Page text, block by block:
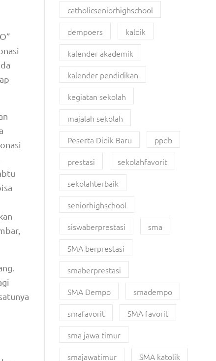
catholicseniorhighschool
dempoers
kaldik
kalender akademik
kalender pendidikan
kegiatan sekolah
majalah sekolah
Peserta Didik Baru
ppdb
prestasi
sekolahfavorit
sekolahterbaik
seniorhighschool
siswaberprestasi
sma
SMA berprestasi
smaberprestasi
SMA Dempo
smadempo
smafavorit
SMA favorit
sma jawa timur
smajawatimur
SMA katolik